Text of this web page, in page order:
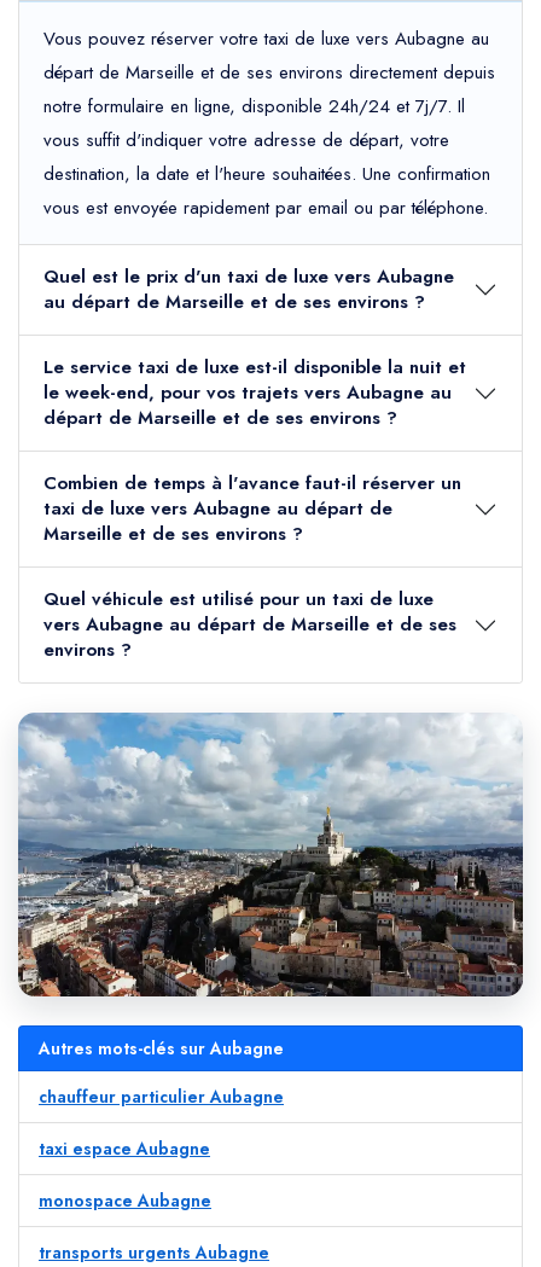
Vous pouvez réserver votre taxi de luxe vers Aubagne au
départ de Marseille et de ses environs directement depuis
notre formulaire en ligne, disponible 24h/24 et 7j/7. Il
vous suffit d'indiquer votre adresse de départ, votre
destination, la date et l'heure souhaitées. Une confirmation
vous est envoyée rapidement par email ou par téléphone.
Quel est le prix d'un taxi de luxe vers Aubagne
au départ de Marseille et de ses environs ?
Le service taxi de luxe est-il disponible la nuit et
le week-end, pour vos trajets vers Aubagne au
départ de Marseille et de ses environs ?
Combien de temps à l'avance faut-il réserver un
taxi de luxe vers Aubagne au départ de
Marseille et de ses environs ?
Quel véhicule est utilisé pour un taxi de luxe
vers Aubagne au départ de Marseille et de ses
environs ?
Autres mots-clés sur Aubagne
chauffeur particulier Aubagne
taxi espace Aubagne
monospace Aubagne
transports urgents Aubagne